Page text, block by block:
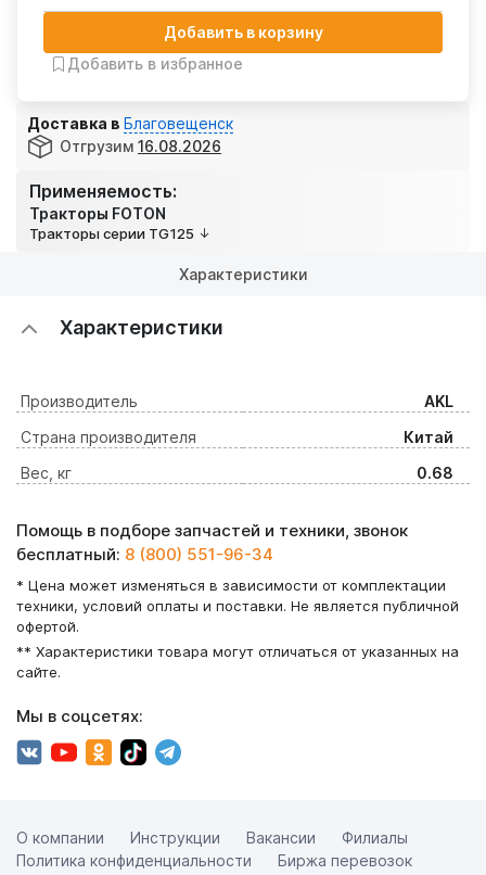
Применяемость:
Тракторы FOTON
Тракторы серии TG125
Добавить в корзину
Добавить в избранное
Доставка в Благовещенск
Отгрузим 16.08.2026
Характеристики
Характеристики
Производитель
AKL
Страна производителя
Китай
Вес, кг
0.68
Помощь в подборе запчастей и техники, звонок
бесплатный: 8 (800) 551-96-34
* Цена может изменяться в зависимости от комплектации
техники, условий оплаты и поставки. Не является публичной
офертой.
** Характеристики товара могут отличаться от указанных на
сайте.
Мы в соцсетях:
О компании Инструкции Вакансии
Филиалы
Политика конфиденциальности
Биржа перевозок